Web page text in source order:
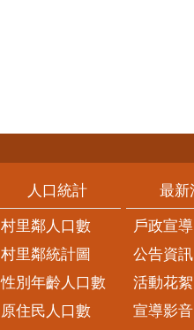
語服務資訊網
民主題燈區」
住民在融入台
台灣文化的交
「月映麥田異
子們一起透過
認識台灣宗教
人口統計
村里鄰人口數
村里鄰統計圖
性別年齡人口數
原住民人口數
最新
戶政宣導
公告資訊
活動花絮
宣導影音